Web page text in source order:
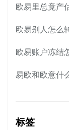
欧易里总竟产
欧易别人怎么
欧易账户冻结
易欧和欧意什
标签